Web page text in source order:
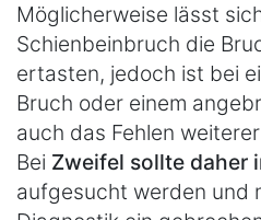
Möglicherweise lässt
Schienbeinbruch die
ertasten, jedoch ist bei
Bruch oder einem
auch das Fehlen
Bei Zweifel sollte daher
aufgesucht werden und